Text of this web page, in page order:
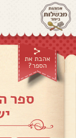
אהבת את
הספר?
ספר